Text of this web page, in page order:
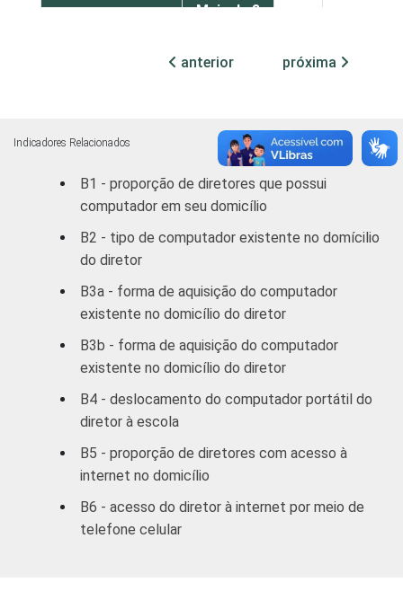
Mais de 3
REGIÃO
Norte /
Centro-
Oeste
63 37
Nordeste 51
Sul
DEPENDÊNCIA
Pública
Estadual
&#151;
47 53
anterior próxima
Indicadores Relacionados
B1 - proporção de diretores que possui
computador em seu domicílio
B2 - tipo de computador existente no domícilio
do diretor
B3a - forma de aquisição do computador
existente no domicílio do diretor
B3b - forma de aquisição do computador
existente no domicílio do diretor
B4 - deslocamento do computador portátil do
diretor à escola
B5 - proporção de diretores com acesso à
internet no domicílio
B6 - acesso do diretor à internet por meio de
telefone celular